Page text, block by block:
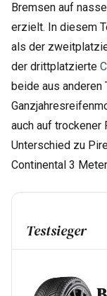
Bremsen auf
erzielt. In diesem
als der
der drittplatzierte
beide aus
auch auf trockener
Unterschied zu
Continental 3
Testsieger